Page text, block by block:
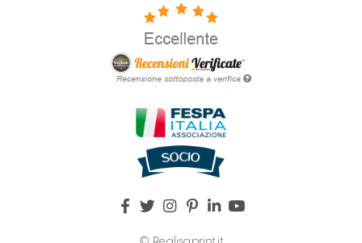
© Realisaprint.it